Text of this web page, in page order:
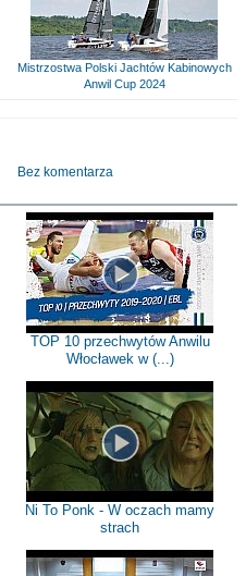
Mistrzostwa Polski Jachtów Kabinowych
Anwil Cup 2024
Bez komentarza
TOP 10 przechwytów Anwilu
Włocławek w (...)
Ni To Ponk - W oczach mamy
strach